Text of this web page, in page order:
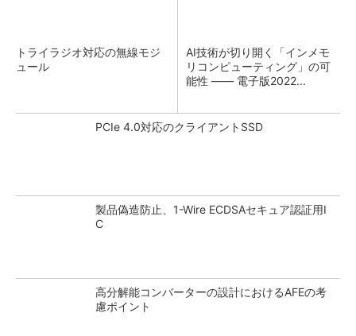
トライラジオ対応の無線モジ
ュール
AI技術が切り開く「インメモ
リコンピューティング」の可
能性 ―― 電子版2022...
PCIe 4.0対応のクライアントSSD
製品偽造防止、1-Wire ECDSAセキュア認証用I
C
高分解能コンバーターの設計におけるAFEの考
慮ポイント